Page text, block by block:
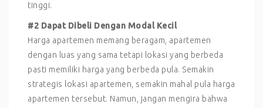
tinggi.
#2 Dapat Dibeli Dengan Modal Kecil
Harga apartemen memang beragam, apartemen
dengan luas yang sama tetapi lokasi yang berbeda
pasti memiliki harga yang berbeda pula. Semakin
strategis lokasi apartemen, semakin mahal pula harga
apartemen tersebut. Namun, jangan mengira bahwa